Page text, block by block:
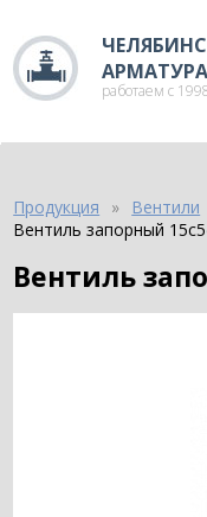
АРМАТУРА
работаем с
Продукция Вентили
Вентиль запорный
Вентиль